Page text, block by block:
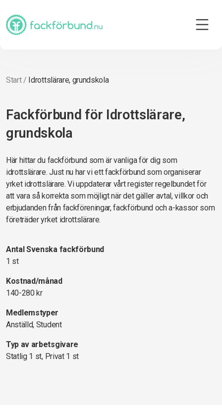
Start/ Idrottslärare, grundskola
Fackförbund för Idrottslärare,
grundskola
Här hittar du fackförbund som är vanliga för dig som
idrottslärare. Just nu har vi ett fackförbund som organiserar
yrket idrottslärare. Vi uppdaterar vårt register regelbundet för
att vara så korrekta som möjligt när det gäller avtal, villkor och
erbjudanden från fackföreningar, fackförbund och a-kassor som
företräder yrket idrottslärare.
Antal Svenska fackförbund
1 st
Kostnad/månad
140-280 kr
Medlemstyper
Anställd, Student
Typ av arbetsgivare
Statlig 1 st, Privat 1 st